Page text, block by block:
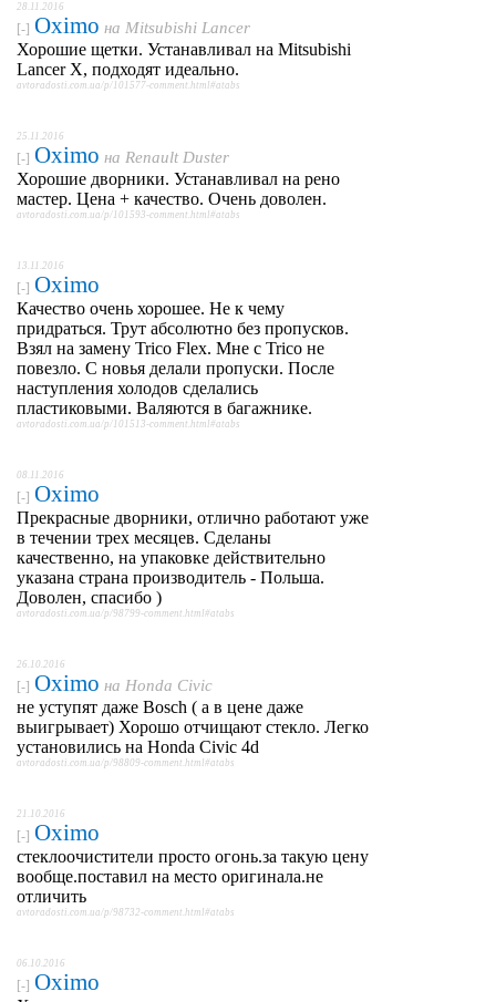
28.11.2016
[-] Oximo на Mitsubishi Lancer
Хорошие щетки. Устанавливал на Mitsubishi
Lancer X, подходят идеально.
avtoradosti.com.ua/p/101577-comment.html#atabs
25.11.2016
[-] Oximo на Renault Duster
Хорошие дворники. Устанавливал на рено
мастер. Цена + качество. Очень доволен.
avtoradosti.com.ua/p/101593-comment.html#atabs
13.11.2016
[-] Oximo
Качество очень хорошее. Не к чему
придраться. Трут абсолютно без пропусков.
Взял на замену Trico Flex. Мне с Trico не
повезло. С новья делали пропуски. После
наступления холодов сделались
пластиковыми. Валяются в багажнике.
avtoradosti.com.ua/p/101513-comment.html#atabs
08.11.2016
[-] Oximo
Прекрасные дворники, отлично работают уже
в течении трех месяцев. Сделаны
качественно, на упаковке действительно
указана страна производитель - Польша.
Доволен, спасибо )
avtoradosti.com.ua/p/98799-comment.html#atabs
26.10.2016
[-] Oximo на Honda Civic
не уступят даже Bosch ( а в цене даже
выигрывает) Хорошо отчищают стекло. Легко
установились на Honda Civic 4d
avtoradosti.com.ua/p/98809-comment.html#atabs
21.10.2016
[-] Oximo
стеклоочистители просто огонь.за такую цену
вообще.поставил на место оригинала.не
отличить
avtoradosti.com.ua/p/98732-comment.html#atabs
06.10.2016
[-] Oximo